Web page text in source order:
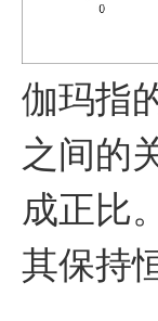
伽玛指
之间的
成正比
其保持